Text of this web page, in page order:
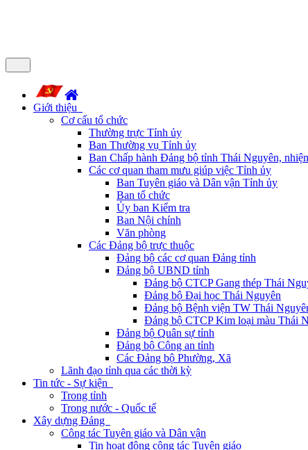
Giới thiệu
Cơ cấu tổ chức
Thường trực Tỉnh ủy
Ban Thường vụ Tỉnh ủy
Ban Chấp hành Đảng bộ tỉnh Thái Nguyên,
Các cơ quan tham mưu giúp việc Tỉnh ủy
Ban Tuyên giáo và Dân vận Tỉnh ủy
Ban tổ chức
Ủy ban Kiểm tra
Ban Nội chính
Văn phòng
Các Đảng bộ trực thuộc
Đảng bộ các cơ quan Đảng tỉnh
Đảng bộ UBND tỉnh
Đảng bộ CTCP Gang thép Thái
Đảng bộ Đại học Thái Nguyên
Đảng bộ Bệnh viện TW Thái
Đảng bộ CTCP Kim loại màu Thái
Đảng bộ Quân sự tỉnh
Đảng bộ Công an tỉnh
Các Đảng bộ Phường, Xã
Lãnh đạo tỉnh qua các thời kỳ
Tin tức - Sự kiện
Trong tỉnh
Trong nước - Quốc tế
Xây dựng Đảng
Công tác Tuyên giáo và Dân vận
Tin hoạt động công tác Tuyên giáo